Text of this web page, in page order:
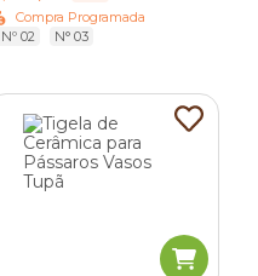
Compra Programada
Nº 02
N° 03